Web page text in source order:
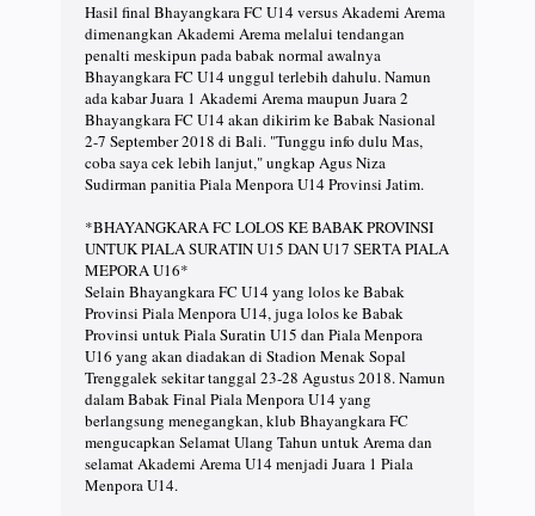
Hasil final Bhayangkara FC U14 versus Akademi Arema
dimenangkan Akademi Arema melalui tendangan
penalti meskipun pada babak normal awalnya
Bhayangkara FC U14 unggul terlebih dahulu. Namun
ada kabar Juara 1 Akademi Arema maupun Juara 2
Bhayangkara FC U14 akan dikirim ke Babak Nasional
2-7 September 2018 di Bali. "Tunggu info dulu Mas,
coba saya cek lebih lanjut," ungkap Agus Niza
Sudirman panitia Piala Menpora U14 Provinsi Jatim.
*BHAYANGKARA FC LOLOS KE BABAK PROVINSI
UNTUK PIALA SURATIN U15 DAN U17 SERTA PIALA
MEPORA U16*
Selain Bhayangkara FC U14 yang lolos ke Babak
Provinsi Piala Menpora U14, juga lolos ke Babak
Provinsi untuk Piala Suratin U15 dan Piala Menpora
U16 yang akan diadakan di Stadion Menak Sopal
Trenggalek sekitar tanggal 23-28 Agustus 2018. Namun
dalam Babak Final Piala Menpora U14 yang
berlangsung menegangkan, klub Bhayangkara FC
mengucapkan Selamat Ulang Tahun untuk Arema dan
selamat Akademi Arema U14 menjadi Juara 1 Piala
Menpora U14.